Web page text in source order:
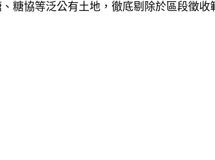
糖協等泛公有土地，徹底剔除於區段徵收